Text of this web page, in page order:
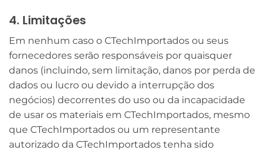
4. Limitações
Em nenhum caso o CTechImportados ou seus
fornecedores serão responsáveis ​​por quaisquer
danos (incluindo, sem limitação, danos por perda de
dados ou lucro ou devido a interrupção dos
negócios) decorrentes do uso ou da incapacidade
de usar os materiais em CTechImportados, mesmo
que CTechImportados ou um representante
autorizado da CTechImportados tenha sido